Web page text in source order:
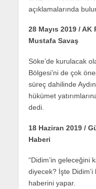
açıklamalarında
28 Mayıs 2019 /
Mustafa Savaş
Söke’de kurulacak
Bölgesi’ni de çok
süreç dahilinde
hükümet
dedi.
18 Haziran 2019 /
Haberi
“Didim’in geleceğini
diyecek? İşte
haberini yapar.